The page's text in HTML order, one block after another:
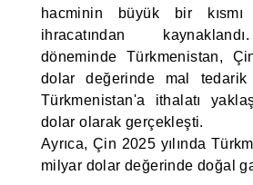
hacminin büyük bir kısmı
ihracatından
döneminde Türkmenistan,
dolar değerinde mal tedarik
Türkmenistan'a ithalatı
dolar olarak gerçekleşti.
Ayrıca, Çin 2025 yılında
milyar dolar değerinde doğal